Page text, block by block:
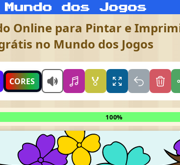
Online para Pintar e
no Mundo dos Jogos
CORES 🏅
100%